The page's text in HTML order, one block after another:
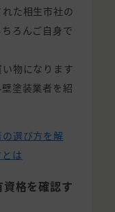
た相生市社の
ろんご自身で
物になります
塗装業者を紹
選び方を解
は
格を確認す